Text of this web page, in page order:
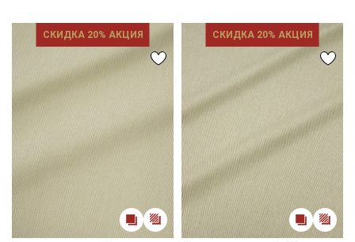
СКИДКА 20% АКЦИЯ СКИДКА 20% АКЦИЯ